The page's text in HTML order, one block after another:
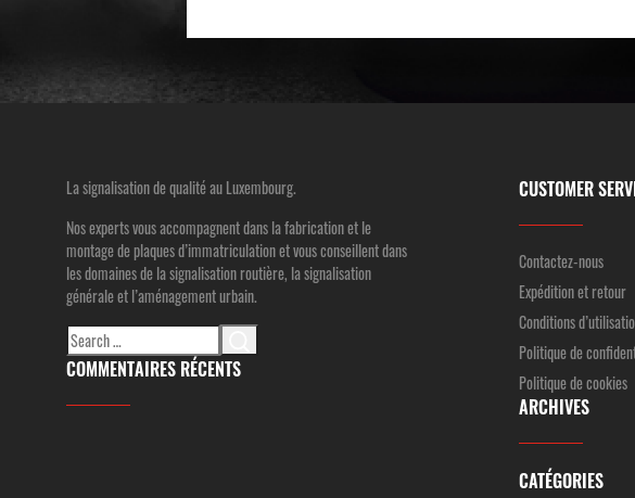
La signalisation de qualité au Luxembourg.
Nos experts vous accompagnent dans la fabrication et le
montage de plaques d’immatriculation et vous conseillent dans
les domaines de la signalisation routière, la signalisation
générale et l’aménagement urbain.
Search
for:
COMMENTAIRES RÉCENTS
CUSTOMER
Contactez-nous
Expédition et retour
Conditions
Politique de
Politique de cookies
ARCHIVES
CATÉGORIES